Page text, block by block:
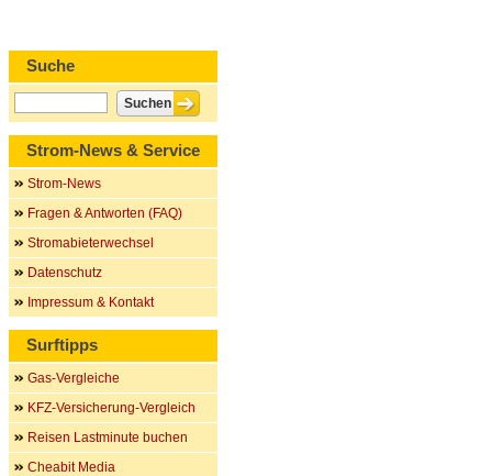
Suche
Strom-News & Service
Strom-News
Fragen & Antworten (FAQ)
Stromabieterwechsel
Datenschutz
Impressum & Kontakt
Surftipps
Gas-Vergleiche
KFZ-Versicherung-Vergleich
Reisen Lastminute buchen
Cheabit Media